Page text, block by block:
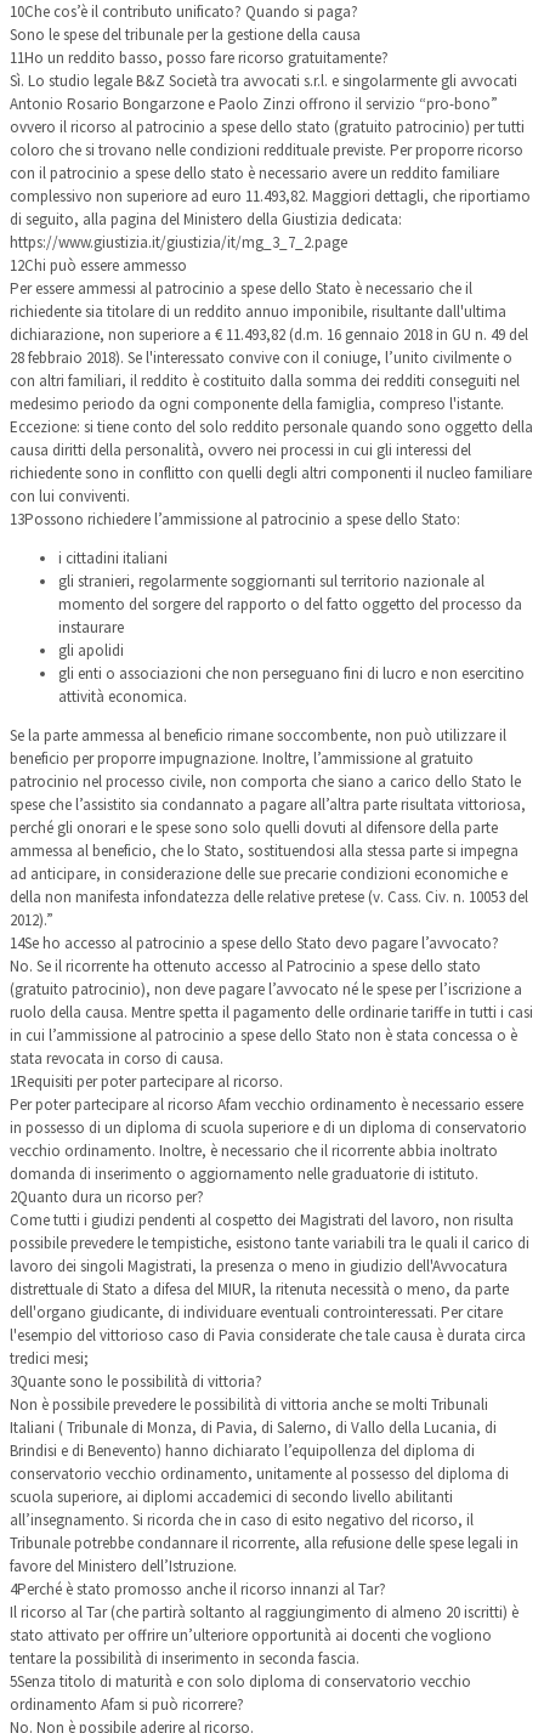
10Che cos’è il contributo unificato? Quando si paga?
Sono le spese del tribunale per la gestione della causa
11Ho un reddito basso, posso fare ricorso gratuitamente?
Sì. Lo studio legale B&Z Società tra avvocati s.r.l. e singolarmente gli avvocati
Antonio Rosario Bongarzone e Paolo Zinzi offrono il servizio “pro-bono”
ovvero il ricorso al patrocinio a spese dello stato (gratuito patrocinio) per tutti
coloro che si trovano nelle condizioni reddituale previste. Per proporre ricorso
con il patrocinio a spese dello stato è necessario avere un reddito familiare
complessivo non superiore ad euro 11.493,82. Maggiori dettagli, che riportiamo
di seguito, alla pagina del Ministero della Giustizia dedicata:
https://www.giustizia.it/giustizia/it/mg_3_7_2.page
12Chi può essere ammesso
Per essere ammessi al patrocinio a spese dello Stato è necessario che il
richiedente sia titolare di un reddito annuo imponibile, risultante dall'ultima
dichiarazione, non superiore a € 11.493,82 (d.m. 16 gennaio 2018 in GU n. 49 del
28 febbraio 2018). Se l'interessato convive con il coniuge, l’unito civilmente o
con altri familiari, il reddito è costituito dalla somma dei redditi conseguiti nel
medesimo periodo da ogni componente della famiglia, compreso l'istante.
Eccezione: si tiene conto del solo reddito personale quando sono oggetto della
causa diritti della personalità, ovvero nei processi in cui gli interessi del
richiedente sono in conflitto con quelli degli altri componenti il nucleo familiare
con lui conviventi.
13Possono richiedere l’ammissione al patrocinio a spese dello Stato:
i cittadini italiani
gli stranieri, regolarmente soggiornanti sul territorio nazionale al
momento del sorgere del rapporto o del fatto oggetto del processo da
instaurare
gli apolidi
gli enti o associazioni che non perseguano fini di lucro e non esercitino
attività economica.
Se la parte ammessa al beneficio rimane soccombente, non può utilizzare il
beneficio per proporre impugnazione. Inoltre, l’ammissione al gratuito
patrocinio nel processo civile, non comporta che siano a carico dello Stato le
spese che l’assistito sia condannato a pagare all’altra parte risultata vittoriosa,
perché gli onorari e le spese sono solo quelli dovuti al difensore della parte
ammessa al beneficio, che lo Stato, sostituendosi alla stessa parte si impegna
ad anticipare, in considerazione delle sue precarie condizioni economiche e
della non manifesta infondatezza delle relative pretese (v. Cass. Civ. n. 10053 del
2012).”
14Se ho accesso al patrocinio a spese dello Stato devo pagare l’avvocato?
No. Se il ricorrente ha ottenuto accesso al Patrocinio a spese dello stato
(gratuito patrocinio), non deve pagare l’avvocato né le spese per l’iscrizione a
ruolo della causa. Mentre spetta il pagamento delle ordinarie tariffe in tutti i casi
in cui l’ammissione al patrocinio a spese dello Stato non è stata concessa o è
stata revocata in corso di causa.
1Requisiti per poter partecipare al ricorso.
Per poter partecipare al ricorso Afam vecchio ordinamento è necessario essere
in possesso di un diploma di scuola superiore e di un diploma di conservatorio
vecchio ordinamento. Inoltre, è necessario che il ricorrente abbia inoltrato
domanda di inserimento o aggiornamento nelle graduatorie di istituto.
2Quanto dura un ricorso per?
Come tutti i giudizi pendenti al cospetto dei Magistrati del lavoro, non risulta
possibile prevedere le tempistiche, esistono tante variabili tra le quali il carico di
lavoro dei singoli Magistrati, la presenza o meno in giudizio dell'Avvocatura
distrettuale di Stato a difesa del MIUR, la ritenuta necessità o meno, da parte
dell'organo giudicante, di individuare eventuali controinteressati. Per citare
l'esempio del vittorioso caso di Pavia considerate che tale causa è durata circa
tredici mesi;
3Quante sono le possibilità di vittoria?
Non è possibile prevedere le possibilità di vittoria anche se molti Tribunali
Italiani ( Tribunale di Monza, di Pavia, di Salerno, di Vallo della Lucania, di
Brindisi e di Benevento) hanno dichiarato l’equipollenza del diploma di
conservatorio vecchio ordinamento, unitamente al possesso del diploma di
scuola superiore, ai diplomi accademici di secondo livello abilitanti
all’insegnamento. Si ricorda che in caso di esito negativo del ricorso, il
Tribunale potrebbe condannare il ricorrente, alla refusione delle spese legali in
favore del Ministero dell’Istruzione.
4Perché è stato promosso anche il ricorso innanzi al Tar?
Il ricorso al Tar (che partirà soltanto al raggiungimento di almeno 20 iscritti) è
stato attivato per offrire un’ulteriore opportunità ai docenti che vogliono
tentare la possibilità di inserimento in seconda fascia.
5Senza titolo di maturità e con solo diploma di conservatorio vecchio
ordinamento Afam si può ricorrere?
No. Non è possibile aderire al ricorso.